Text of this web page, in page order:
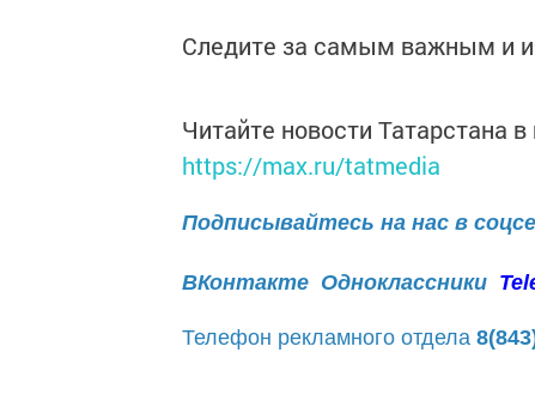
Следите за самым важным и
Читайте новости Татарстана
https://max.ru/tatmedia
Подписывайтесь на нас в
ВКонтакте Одноклассники
Телефон рекламного отдела